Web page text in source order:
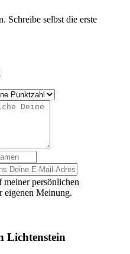
Schreibe selbst die erste
meiner persönlichen
eigenen Meinung.
Lichtenstein